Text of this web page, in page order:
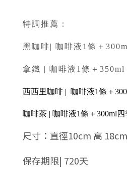
特調推薦：
黑咖啡| 咖啡液1條＋
拿鐵 | 咖啡液1條＋350ml
西西里咖啡 | 咖啡液1條＋
咖啡茶 | 咖啡液1條＋300ml四
尺寸：直徑10cm 高 18cm
保存期限| 720天